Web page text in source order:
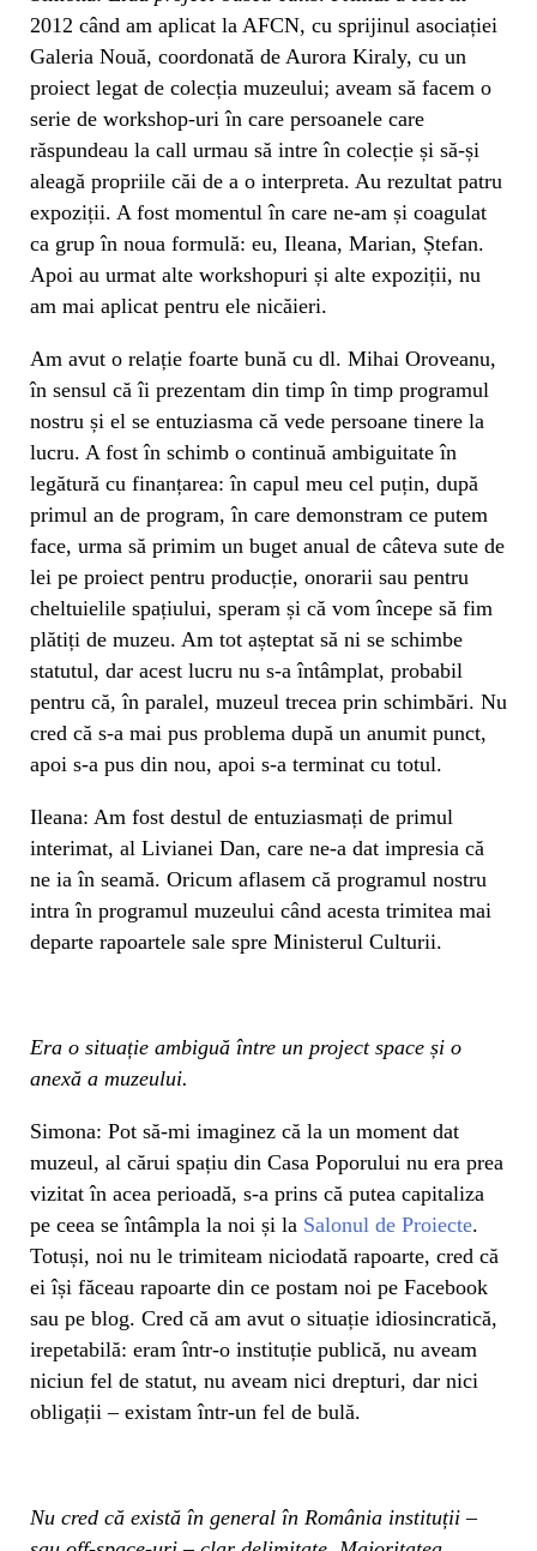
2012 când am aplicat la AFCN, cu sprijinul asociației
Galeria Nouă, coordonată de Aurora Kiraly, cu un
proiect legat de colecția muzeului; aveam să facem o
serie de workshop-uri în care persoanele care
răspundeau la call urmau să intre în colecție și să-și
aleagă propriile căi de a o interpreta. Au rezultat patru
expoziții. A fost momentul în care ne-am și coagulat
ca grup în noua formulă: eu, Ileana, Marian, Ștefan.
Apoi au urmat alte workshopuri și alte expoziții, nu
am mai aplicat pentru ele nicăieri.
Am avut o relație foarte bună cu dl. Mihai Oroveanu,
în sensul că îi prezentam din timp în timp programul
nostru și el se entuziasma că vede persoane tinere la
lucru. A fost în schimb o continuă ambiguitate în
legătură cu finanțarea: în capul meu cel puțin, după
primul an de program, în care demonstram ce putem
face, urma să primim un buget anual de câteva sute de
lei pe proiect pentru producție, onorarii sau pentru
cheltuielile spațiului, speram și că vom începe să fim
plătiți de muzeu. Am tot așteptat să ni se schimbe
statutul, dar acest lucru nu s-a întâmplat, probabil
pentru că, în paralel, muzeul trecea prin schimbări. Nu
cred că s-a mai pus problema după un anumit punct,
apoi s-a pus din nou, apoi s-a terminat cu totul.
Ileana: Am fost destul de entuziasmați de primul
interimat, al Livianei Dan, care ne-a dat impresia că
ne ia în seamă. Oricum aflasem că programul nostru
intra în programul muzeului când acesta trimitea mai
departe rapoartele sale spre Ministerul Culturii.
Era o situație ambiguă între un project space și o
anexă a muzeului.
Simona: Pot să-mi imaginez că la un moment dat
muzeul, al cărui spațiu din Casa Poporului nu era prea
vizitat în acea perioadă, s-a prins că putea capitaliza
pe ceea se întâmpla la noi și la Salonul de Proiecte.
Totuși, noi nu le trimiteam niciodată rapoarte, cred că
ei își făceau rapoarte din ce postam noi pe Facebook
sau pe blog. Cred că am avut o situație idiosincratică,
irepetabilă: eram într-o instituție publică, nu aveam
niciun fel de statut, nu aveam nici drepturi, dar nici
obligații – existam într-un fel de bulă.
Nu cred că există în general în România instituții –